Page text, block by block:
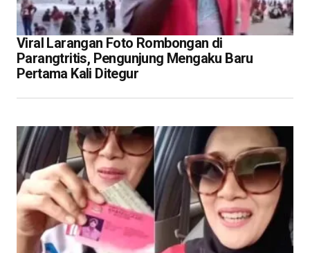
Viral Larangan Foto Rombongan di
Parangtritis, Pengunjung Mengaku Baru
Pertama Kali Ditegur